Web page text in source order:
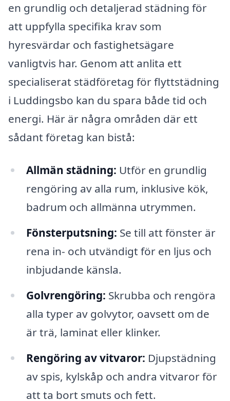
en grundlig och detaljerad städning för
att uppfylla specifika krav som
hyresvärdar och fastighetsägare
vanligtvis har. Genom att anlita ett
specialiserat städföretag för flyttstädning
i Luddingsbo kan du spara både tid och
energi. Här är några områden där ett
sådant företag kan bistå:
Allmän städning: Utför en grundlig
rengöring av alla rum, inklusive kök,
badrum och allmänna utrymmen.
Fönsterputsning: Se till att fönster är
rena in- och utvändigt för en ljus och
inbjudande känsla.
Golvrengöring: Skrubba och rengöra
alla typer av golvytor, oavsett om de
är trä, laminat eller klinker.
Rengöring av vitvaror: Djupstädning
av spis, kylskåp och andra vitvaror för
att ta bort smuts och fett.